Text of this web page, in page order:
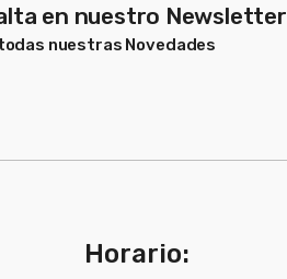
en nuestro Newsletter
nuestras Novedades
Horario: